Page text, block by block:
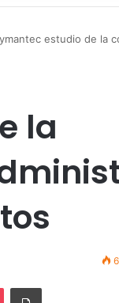
estudio de la
la
Pocket Imprimir